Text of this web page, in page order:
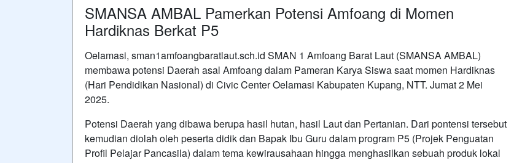
SMANSA AMBAL Pamerkan Potensi Amfoang di Momen
Hardiknas Berkat P5
Oelamasi, sman1amfoangbaratlaut.sch.id SMAN 1 Amfoang Barat Laut (SMANSA AMBAL)
membawa potensi Daerah asal Amfoang dalam Pameran Karya Siswa saat momen Hardiknas
(Hari Pendidikan Nasional) di Civic Center Oelamasi Kabupaten Kupang, NTT. Jumat 2 Mei
2025.
Potensi Daerah yang dibawa berupa hasil hutan, hasil Laut dan Pertanian. Dari pontensi tersebut
kemudian diolah oleh peserta didik dan Bapak Ibu Guru dalam program P5 (Projek Penguatan
Profil Pelajar Pancasila) dalam tema kewirausahaan hingga menghasilkan sebuah produk lokal